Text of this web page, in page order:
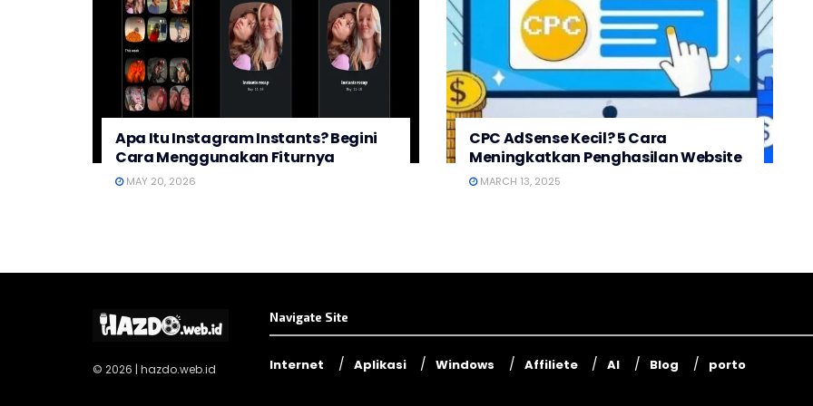
Apa Itu Instagram Instants? Begini
Cara Menggunakan Fiturnya
MAY 20, 2026
CPC AdSense Kecil? 5 Cara
Meningkatkan Penghasilan Website
MARCH 13, 2025
© 2026 | hazdo.web.id
Navigate Site
Internet Aplikasi Windows Affiliete AI Blog porto